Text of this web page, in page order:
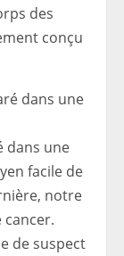
des
conçu
dans une
facile de
notre
cancer.
de suspect